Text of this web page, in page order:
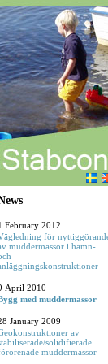
February 2012
för
muddermassor i hamn-
April 2010
med muddermassor
January 2009
av
solidifierade
muddermassor